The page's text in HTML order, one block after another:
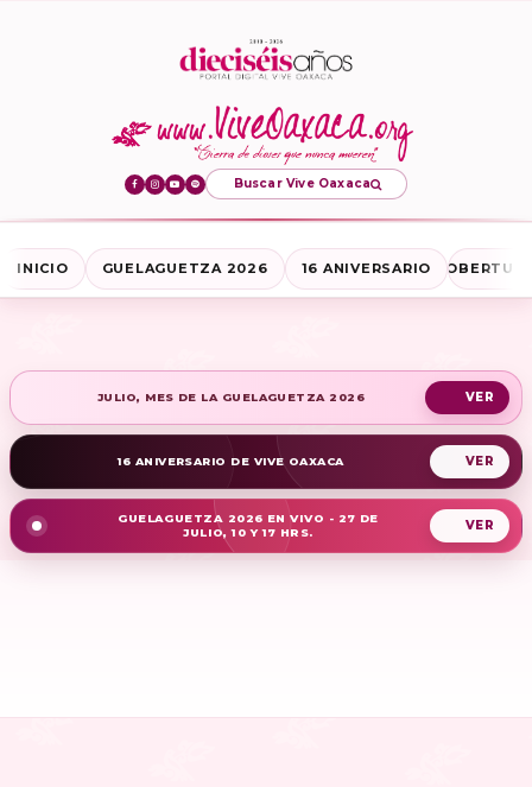
Buscar Vive Oaxaca
INICIO GUELAGUETZA 2026 16 ANIVERSARIO
JULIO, MES DE LA GUELAGUETZA 2026
16 ANIVERSARIO DE VIVE OAXACA
GUELAGUETZA 2026 EN VIVO - 27 DE
JULIO, 10 Y 17 HRS.